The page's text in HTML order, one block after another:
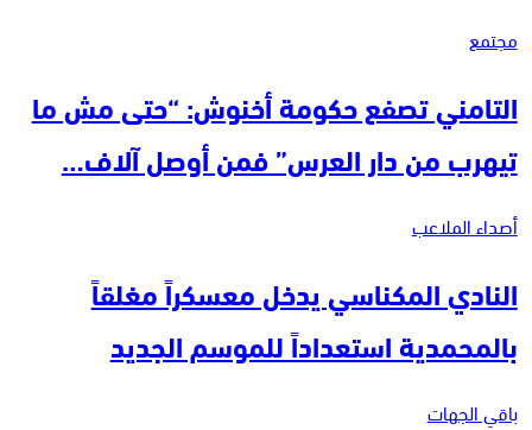
مجتمع
التامني تصفع حكومة أخنوش: “حتى مش ما
تيهرب من دار العرس” فمن أوصل آلاف…
أصداء الملاعب
النادي المكناسي يدخل معسكراً مغلقاً
بالمحمدية استعداداً للموسم الجديد
باقي الجهات